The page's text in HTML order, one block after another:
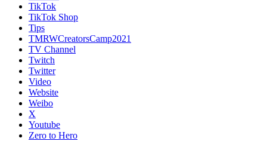
TikTok
TikTok Shop
Tips
TMRWCreatorsCamp2021
TV Channel
Twitch
Twitter
Video
Website
Weibo
X
Youtube
Zero to Hero